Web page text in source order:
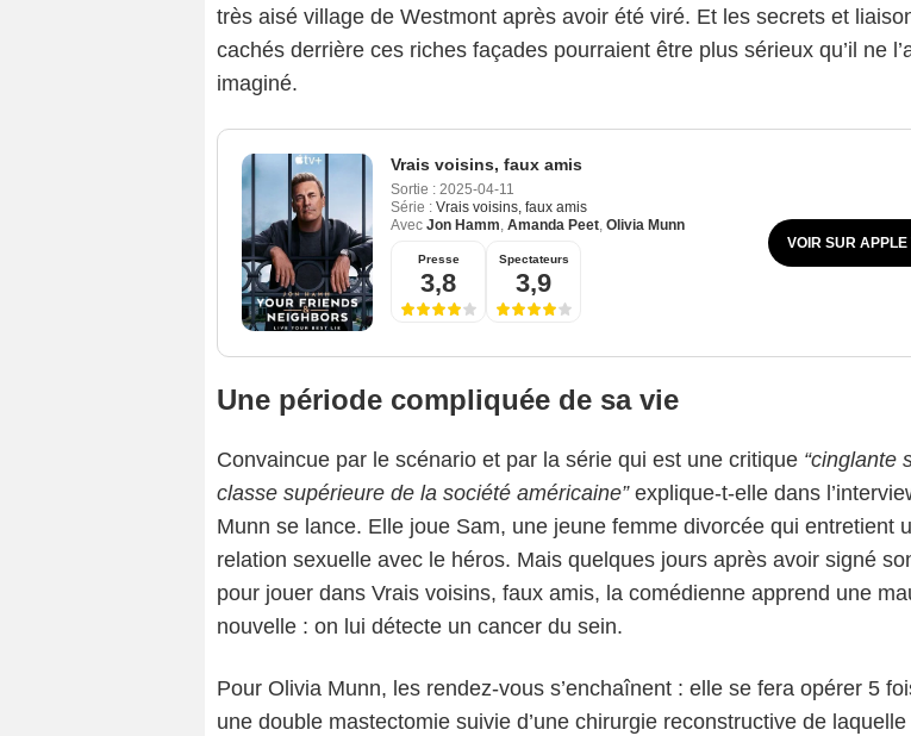
très aisé village de Westmont après avoir été viré. Et les secrets et
cachés derrière ces riches façades pourraient être plus sérieux qu’il ne
imaginé.
Vrais voisins, faux amis
Sortie : 2025-04-11
Série : Vrais voisins, faux amis
Avec Jon Hamm, Amanda Peet, Olivia Munn
Presse
3,8
Spectateurs
3,9
VOIR SUR APPLE
Une période compliquée de sa vie
Convaincue par le scénario et par la série qui est une critique “cinglante
classe supérieure de la société américaine”explique-t-elle dans
Munn se lance. Elle joue Sam, une jeune femme divorcée qui entretient
relation sexuelle avec le héros. Mais quelques jours après avoir signé
pour jouer dans Vrais voisins, faux amis, la comédienne apprend une
nouvelle : on lui détecte un cancer du sein.
Pour Olivia Munn, les rendez-vous s’enchaînent : elle se fera opérer 5
une double mastectomie suivie d’une chirurgie reconstructive de